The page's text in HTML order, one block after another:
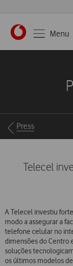
https://
Menu
Breadcrumbs
Press
Telecel
A Telecel investiu
modo a assegurar a
telefone celular no
dimensões do Centro
soluções
os últimos modelos